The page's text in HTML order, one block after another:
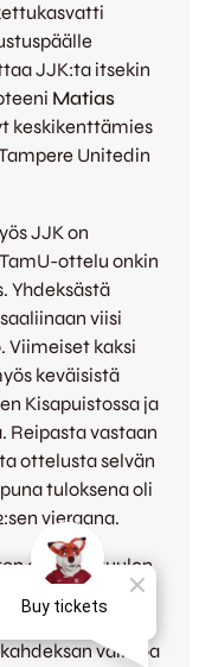
JJK:ta itsekin
Matias
keskikenttämies
Unitedin
JJK on
ottelu onkin
Yhdeksästä
viisi
Viimeiset kaksi
keväisistä
Kisapuistossa ja
Reipasta vastaan
ottelusta selvän
tuloksena oli
vieraana.
arktisen tuulen
JJK hallitsi
puolustajan
vaihtoa